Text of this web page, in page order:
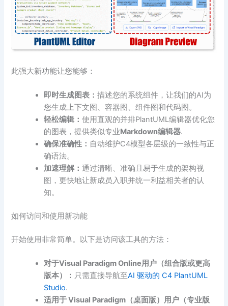
此强大新功能让您能够：
即时生成图表：描述您的系统组件，让我们的AI为
您生成上下文图、容器图、组件图和代码图。
轻松编辑：使用直观的并排PlantUML编辑器优化您
的图表，提供类似专业Markdown编辑器.
确保准确性： 自动维护C4模型各层级的一致性与正
确语法。
加速理解：通过清晰、准确且易于生成的架构视
图，更快地让新成员入职并统一利益相关者的认
知。
如何访问和使用新功能
开始使用非常简单。以下是访问该工具的方法：
对于Visual Paradigm Online用户（组合版或更高
版本）： 只需直接导航至AI 驱动的 C4 PlantUML
Studio.
适用于 Visual Paradigm（桌面版）用户（专业版